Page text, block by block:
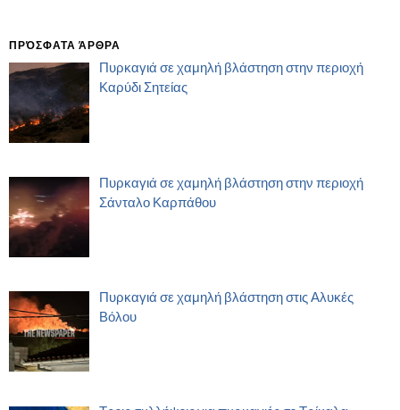
ΠΡΌΣΦΑΤΑ ΆΡΘΡΑ
Πυρκαγιά σε χαμηλή βλάστηση στην περιοχή
Καρύδι Σητείας
Πυρκαγιά σε χαμηλή βλάστηση στην περιοχή
Σάνταλο Καρπάθου
Πυρκαγιά σε χαμηλή βλάστηση στις Αλυκές
Βόλου